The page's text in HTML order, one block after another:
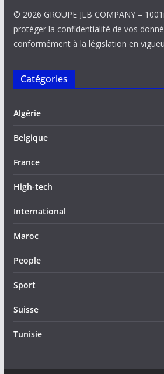
© 2026 GROUPE JLB COMPANY –
protéger la confidentialité de vos
conformément à la législation en
Catégories
Algérie
Belgique
France
High-tech
International
Maroc
People
Sport
Suisse
Tunisie